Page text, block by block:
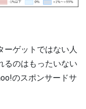
ーゲットではない人
るのはもったいない
のスポンサードサ